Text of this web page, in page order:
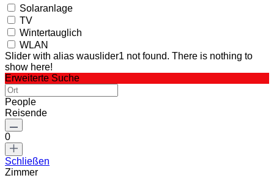
Solaranlage
TV
Wintertauglich
WLAN
Slider with alias wauslider1 not found. There is nothing to
show here!
Erweiterte Suche
People
Reisende
0
Schließen
Zimmer